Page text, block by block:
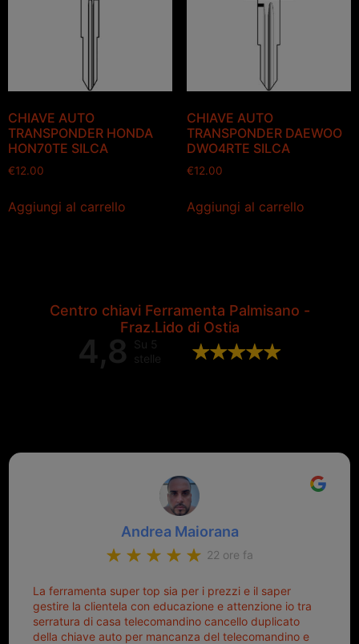
CHIAVE AUTO
TRANSPONDER HONDA
HON70TE SILCA
€12.00
Aggiungi al carrello
CHIAVE AUTO
TRANSPONDER DAEWOO
DWO4RTE SILCA
€12.00
Aggiungi al carrello
Centro chiavi Ferramenta Palmisano -
Fraz.Lido di Ostia
4,8
Su 5
stelle
Andrea Maiorana
22 ore fa
La ferramenta super top sia per i prezzi e il saper
gestire la clientela con educazione e attenzione io tra
serratura di casa telecomandino cancello duplicato
della chiave auto per mancanza del telecomandino e